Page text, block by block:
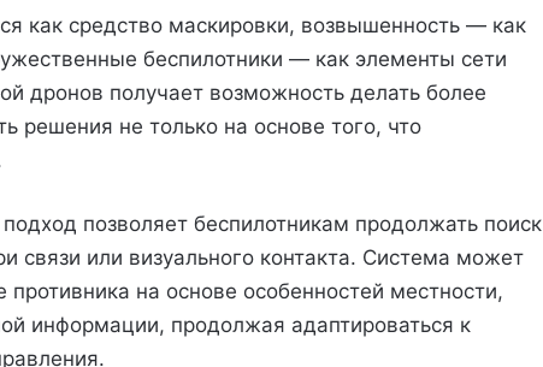
как средство маскировки, возвышенность — как
беспилотники — как элементы сети
дронов получает возможность делать более
решения не только на основе того, что
позволяет беспилотникам продолжать поиск
связи или визуального контакта. Система может
на основе особенностей местности,
информации, продолжая адаптироваться к